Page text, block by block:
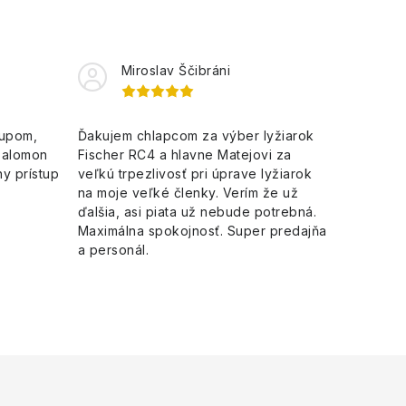
prístup
Miroslav Ščibráni
Ďakujem chlapcom za výber lyžiarok
Fischer RC4 a hlavne Matejovi za
veľkú trpezlivosť pri úprave lyžiarok
na moje veľké členky. Verím že už
ďalšia, asi piata už nebude potrebná.
Maximálna spokojnosť. Super predajňa
a personál.